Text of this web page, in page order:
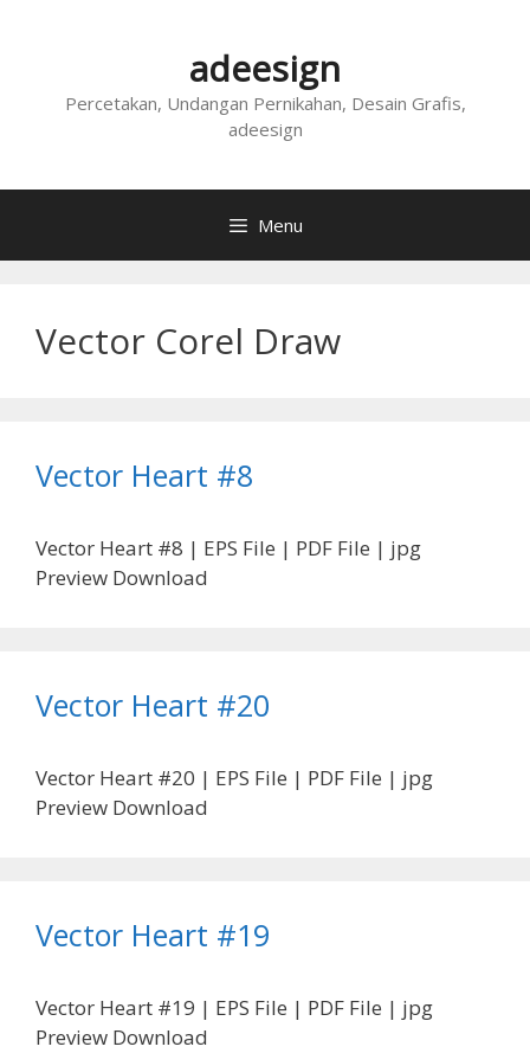
adeesign
Percetakan, Undangan Pernikahan, Desain Grafis,
adeesign
Menu
Vector Corel Draw
Vector Heart #8
Vector Heart #8 | EPS File | PDF File | jpg
Preview Download
Vector Heart #20
Vector Heart #20 | EPS File | PDF File | jpg
Preview Download
Vector Heart #19
Vector Heart #19 | EPS File | PDF File | jpg
Preview Download